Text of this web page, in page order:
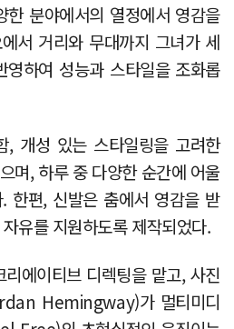
한 분야에서의 열정에서 영감을
서 거리와 무대까지 그녀가 세
영하여 성능과 스타일을 조화롭
, 개성 있는 스타일링을 고려한
며, 하루 중 다양한 순간에 어울
한편, 신발은 춤에서 영감을 받
유를 지원하도록 제작되었다.
에이티브 디렉팅을 맡고, 사진
Hemingway)가 멀티미디